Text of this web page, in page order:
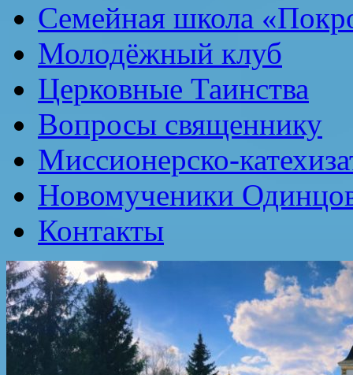
Семейная школа
Молодёжный клуб
Церковные Таинства
Вопросы священнику
Миссионерско-
Новомученики
Контакты